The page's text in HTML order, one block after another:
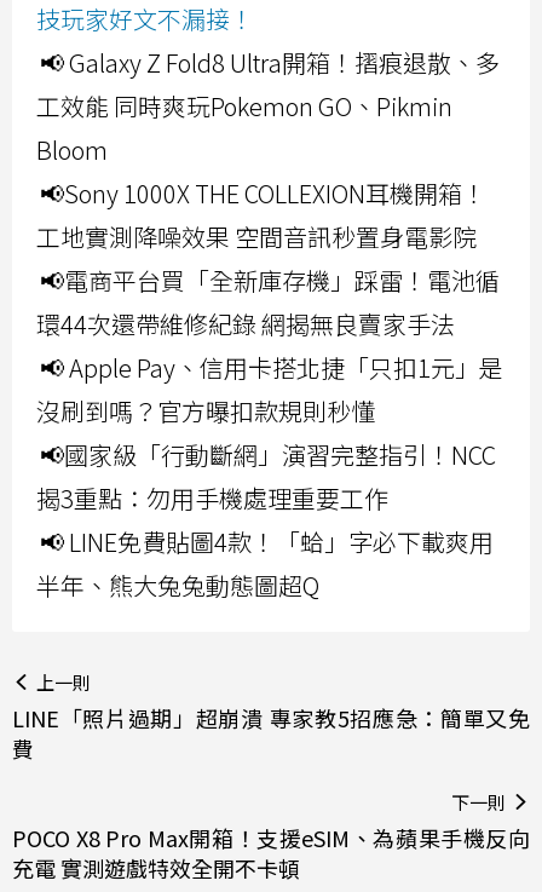
技玩家好文不漏接！
📢 Galaxy Z Fold8 Ultra開箱！摺痕退散、多
工效能 同時爽玩Pokemon GO、Pikmin
Bloom
📢Sony 1000X THE COLLEXION耳機開箱！
工地實測降噪效果 空間音訊秒置身電影院
📢電商平台買「全新庫存機」踩雷！電池循
環44次還帶維修紀錄 網揭無良賣家手法
📢 Apple Pay、信用卡搭北捷「只扣1元」是
沒刷到嗎？官方曝扣款規則秒懂
📢國家級「行動斷網」演習完整指引！NCC
揭3重點：勿用手機處理重要工作
📢 LINE免費貼圖4款！「蛤」字必下載爽用
半年、熊大兔兔動態圖超Q
上一則
LINE「照片過期」超崩潰 專家教5招應急：簡單又免
費
下一則
POCO X8 Pro Max開箱！支援eSIM、為蘋果手機反向
充電 實測遊戲特效全開不卡頓